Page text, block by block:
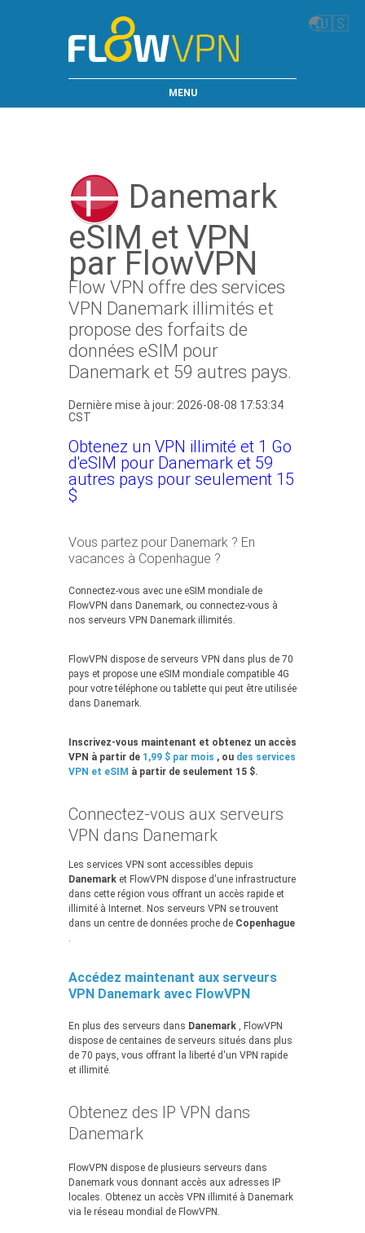
🌏🇺🇸
MENU
Danemark
eSIM et VPN
par FlowVPN
Flow VPN offre des services
VPN Danemark illimités et
propose des forfaits de
données eSIM pour
Danemark et 59 autres pays.
Dernière mise à jour: 2026-08-08 17:53:34
CST
Obtenez un VPN illimité et 1 Go
d'eSIM pour Danemark et 59
autres pays pour seulement 15
$
Vous partez pour Danemark ? En
vacances à Copenhague ?
Connectez-vous avec une eSIM mondiale de
FlowVPN dans Danemark, ou connectez-vous à
nos serveurs VPN Danemark illimités.
FlowVPN dispose de serveurs VPN dans plus de 70
pays et propose une eSIM mondiale compatible 4G
pour votre téléphone ou tablette qui peut être utilisée
dans Danemark.
Inscrivez-vous maintenant et obtenez un accès
VPN à partir de 1,99 $ par mois , ou des services
VPN et eSIM à partir de seulement 15 $.
Connectez-vous aux serveurs
VPN dans Danemark
Les services VPN sont accessibles depuis
Danemark et FlowVPN dispose d'une infrastructure
dans cette région vous offrant un accès rapide et
illimité à Internet. Nos serveurs VPN se trouvent
dans un centre de données proche de Copenhague
.
Accédez maintenant aux serveurs
VPN Danemark avec FlowVPN
En plus des serveurs dans Danemark , FlowVPN
dispose de centaines de serveurs situés dans plus
de 70 pays, vous offrant la liberté d'un VPN rapide
et illimité.
Obtenez des IP VPN dans
Danemark
FlowVPN dispose de plusieurs serveurs dans
Danemark vous donnant accès aux adresses IP
locales. Obtenez un accès VPN illimité à Danemark
via le réseau mondial de FlowVPN.